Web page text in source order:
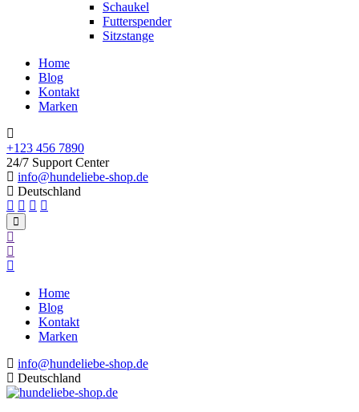
Schaukel
Futterspender
Sitzstange
Home
Blog
Kontakt
Marken
+123 456 7890
24/7 Support Center
info@hundeliebe-shop.de
Deutschland
Home
Blog
Kontakt
Marken
info@hundeliebe-shop.de
Deutschland